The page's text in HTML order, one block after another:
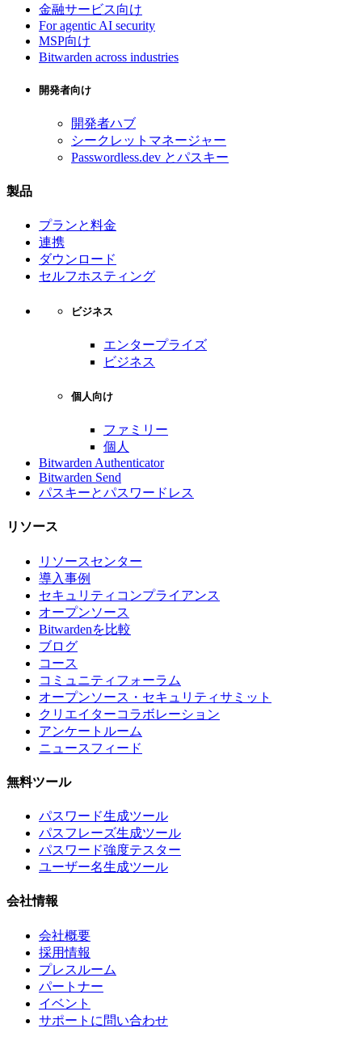
金融サービス向け
For agentic AI security
MSP向け
Bitwarden across industries
開発者向け
開発者ハブ
シークレットマネージャー
Passwordless.dev とパスキー
製品
プランと料金
連携
ダウンロード
セルフホスティング
ビジネス
エンタープライズ
ビジネス
個人向け
ファミリー
個人
Bitwarden Authenticator
Bitwarden Send
パスキーとパスワードレス
リソース
リソースセンター
導入事例
セキュリティコンプライアンス
オープンソース
Bitwardenを比較
ブログ
コース
コミュニティフォーラム
オープンソース・セキュリティサミット
クリエイターコラボレーション
アンケートルーム
ニュースフィード
無料ツール
パスワード生成ツール
パスフレーズ生成ツール
パスワード強度テスター
ユーザー名生成ツール
会社情報
会社概要
採用情報
プレスルーム
パートナー
イベント
サポートに問い合わせ